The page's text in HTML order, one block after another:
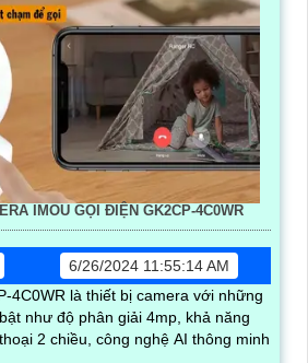
IMOU GỌI ĐIỆN GK2CP-4C0WR
6/26/2024 11:55:14 AM
4C0WR là thiết bị camera với những
như độ phân giải 4mp, khả năng
2 chiều, công nghệ AI thông minh